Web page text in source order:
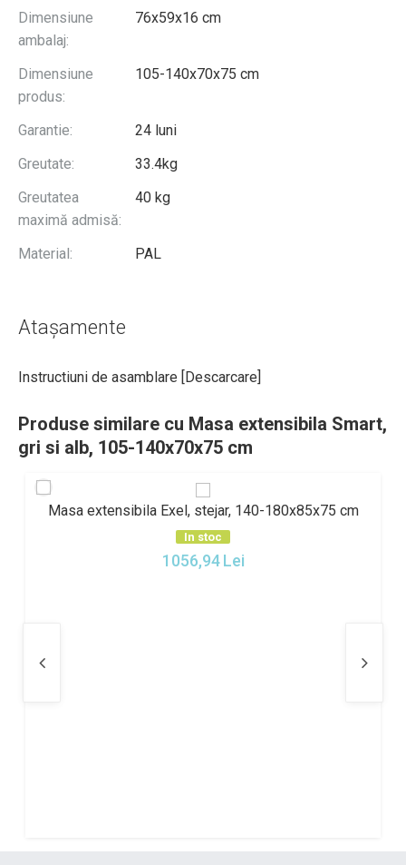
Dimensiune
ambalaj:
76x59x16 cm
Dimensiune
produs:
105-140x70x75 cm
Garantie:
24 luni
Greutate:
33.4kg
Greutatea
maximă admisă:
40 kg
Material: PAL
Atașamente
Instructiuni de asamblare [Descarcare]
Produse similare cu Masa extensibila Smart,
gri si alb, 105-140x70x75 cm
Masa extensibila Exel, stejar, 140-180x85x75 cm
In stoc
1056,94 Lei